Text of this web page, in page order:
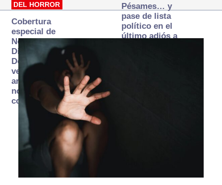
DEL HORROR
Cobertura
especial de
Norte
Digital:
Donde la
verdad
arde… pero
no se
consume
Pésames… y
pase de lista
político en el
último adiós a